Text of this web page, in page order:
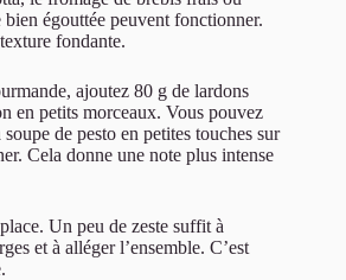
égouttée peuvent fonctionner.
fondante.
ajoutez 80 g de lardons
en petits morceaux. Vous pouvez
de pesto en petites touches sur
Cela donne une note plus intense
Un peu de zeste suffit à
et à alléger l’ensemble. C’est